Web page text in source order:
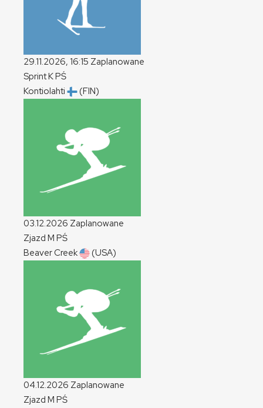
29.11.2026, 16:15 Zaplanowane
SprintKPŚ
Kontiolahti
(FIN)
03.12.2026 Zaplanowane
Zjazd M PŚ
Beaver Creek
(USA)
04.12.2026 Zaplanowane
Zjazd M PŚ